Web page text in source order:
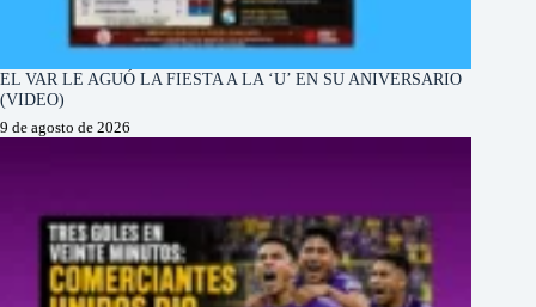
EL VAR LE AGUÓ LA FIESTA A LA ‘U’ EN SU ANIVERSARIO
(VIDEO)
9 de agosto de 2026